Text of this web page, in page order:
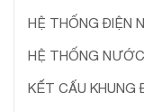
HỆ THỐNG ĐIỆN
HỆ THỐNG
KẾT CẤU KHUNG